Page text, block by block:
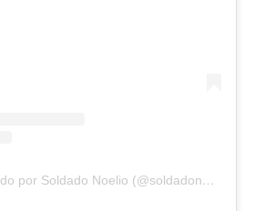
Um post compartilhado por Soldado Noelio (@soldadonoelio)